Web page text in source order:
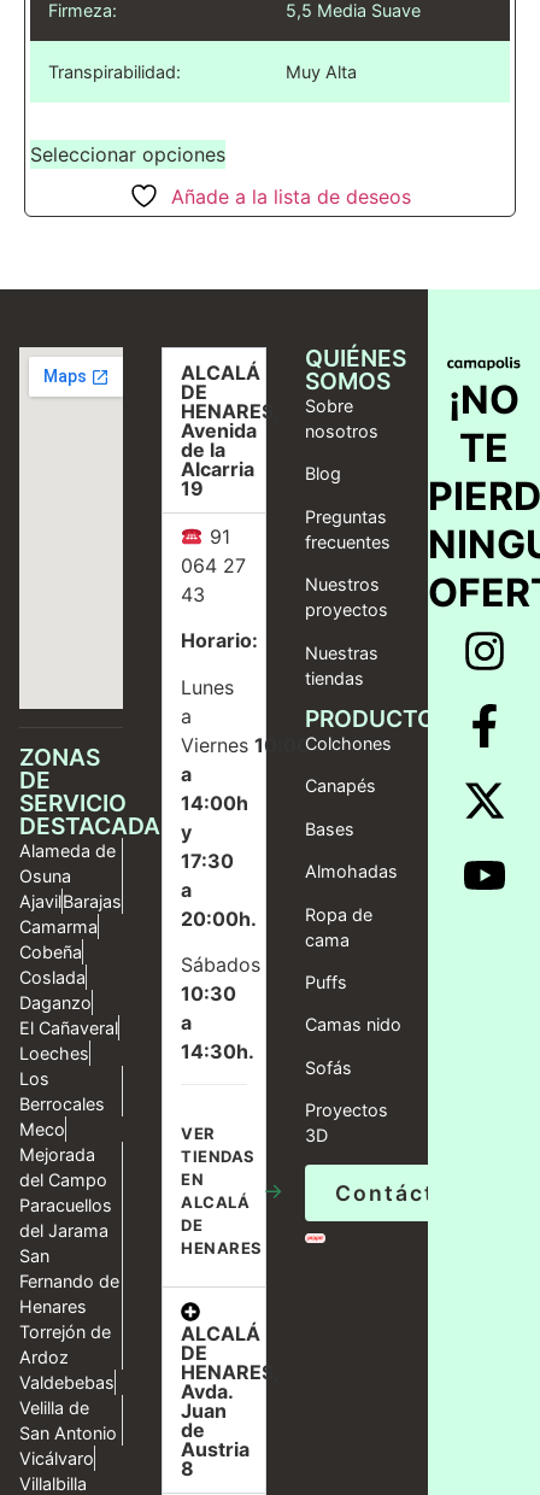
Firmeza: 5,5 Media Suave
Transpirabilidad: Muy Alta
Seleccionar opciones
Añade a la lista de deseos
ZONAS
DE
SERVICIO
DESTACADAS
Alameda de
Osuna
AjavilBarajas
Camarma
Cobeña
Coslada
Daganzo
El Cañaveral
Loeches
Los
Berrocales
Meco
Mejorada
del Campo
Paracuellos
del Jarama
San
Fernando de
Henares
Torrejón de
Ardoz
Valdebebas
Velilla de
San Antonio
Vicálvaro
Villalbilla
ALCALÁ
DE
HENARES,
Avenida
de la
Alcarria
19
91
064 27
43
Horario:
Lunes
a
Viernes10:00
a
14:00h
y
17:30
a
20:00h.
Sábados
10:30
a
14:30h.
VER
TIENDAS
EN
ALCALÁ
DE
HENARES
→
ALCALÁ
DE
HENARES,
Avda.
Juan
de
Austria
8
QUIÉNES
SOMOS
Sobre
nosotros
Blog
Preguntas
frecuentes
Nuestros
proyectos
Nuestras
tiendas
PRODUCTOS
Colchones
Canapés
Bases
Almohadas
Ropa de
cama
Puffs
Camas nido
Sofás
Proyectos
3D
Contáctanos
¡NO
TE